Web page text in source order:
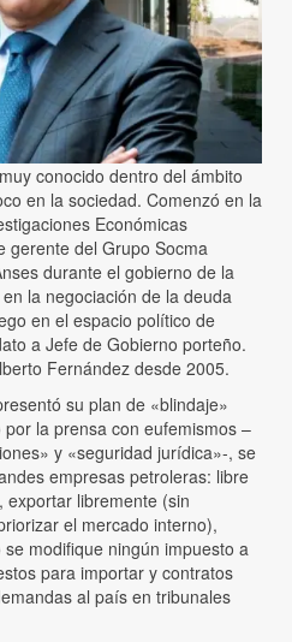
conocido dentro del ámbito
en la sociedad. Comenzó en la
Económicas
gerente del Grupo Socma
durante el gobierno de la
la negociación de la deuda
en el espacio político de
a Jefe de Gobierno porteño.
Fernández desde 2005.
su plan de «blindaje»
la prensa con eufemismos –
y «seguridad jurídica»-, se
empresas petroleras: libre
exportar libremente (sin
el mercado interno),
modifique ningún impuesto a
para importar y contratos
al país en tribunales